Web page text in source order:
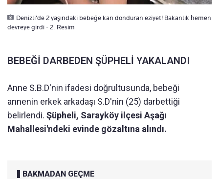
Denizli'de 2 yaşındaki bebeğe kan donduran eziyet! Bakanlık hemen
devreye girdi - 2. Resim
BEBEĞİ DARBEDEN ŞÜPHELİ YAKALANDI
Anne S.B.D'nin ifadesi doğrultusunda, bebeği
annenin erkek arkadaşı S.D'nin (25) darbettiği
belirlendi. Şüpheli, Sarayköy ilçesi Aşağı
Mahallesi'ndeki evinde gözaltına alındı.
BAKMADAN GEÇME